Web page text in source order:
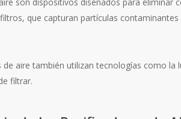
que capturan partículas
de aire también utilizan tecnologías como
filtrar.